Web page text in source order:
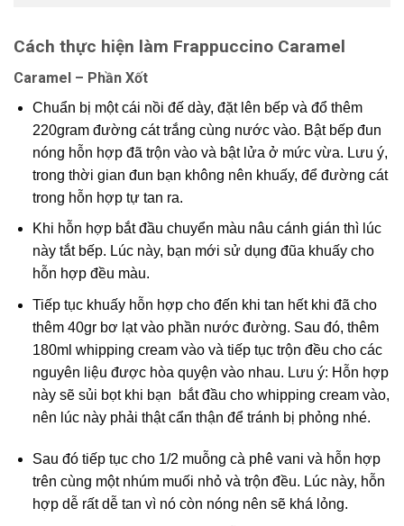
Cách thực hiện làm Frappuccino Caramel
Caramel – Phần Xốt
Chuẩn bị một cái nồi đế dày, đặt lên bếp và đổ thêm
220gram đường cát trắng cùng nước vào. Bật bếp đun
nóng hỗn hợp đã trộn vào và bật lửa ở mức vừa. Lưu ý,
trong thời gian đun bạn không nên khuấy, để đường cát
trong hỗn hợp tự tan ra.
Khi hỗn hợp bắt đầu chuyển màu nâu cánh gián thì lúc
này tắt bếp. Lúc này, bạn mới sử dụng đũa khuấy cho
hỗn hợp đều màu.
Tiếp tục khuấy hỗn hợp cho đến khi tan hết khi đã cho
thêm 40gr bơ lạt vào phần nước đường. Sau đó, thêm
180ml whipping cream vào và tiếp tục trộn đều cho các
nguyên liệu được hòa quyện vào nhau. Lưu ý: Hỗn hợp
này sẽ sủi bọt khi bạn bắt đầu cho whipping cream vào,
nên lúc này phải thật cẩn thận để tránh bị phỏng nhé.
Sau đó tiếp tục cho 1/2 muỗng cà phê vani và hỗn hợp
trên cùng một nhúm muối nhỏ và trộn đều. Lúc này, hỗn
hợp dễ rất dễ tan vì nó còn nóng nên sẽ khá lỏng.